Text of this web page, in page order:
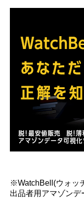
※WatchBell(ウォッ
出品者用アマゾンデ